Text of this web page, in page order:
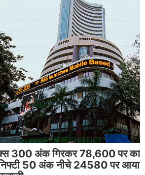
78,600 पर कारोबार कर
नीचे 24580 पर आया; बैंकिंग शेयरों